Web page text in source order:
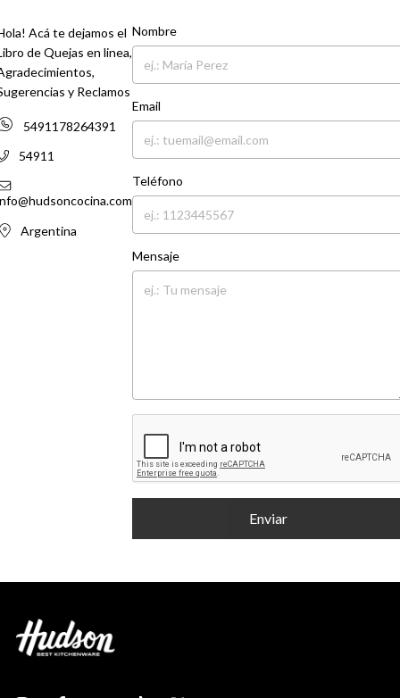
Acá te dejamos el
de Quejas en linea,
y Reclamos
5491178264391
54911
Argentina
Nombre
Email
Teléfono
Mensaje
Enviar